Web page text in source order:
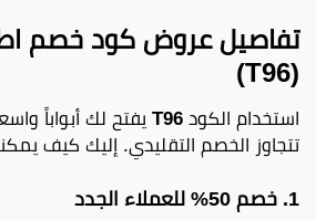
(T96)
استخدام الكودT96يفتح لك أبواباً
تتجاوز الخصم التقليدي. إليك كيف
1. خصم 50% للعملاء الجدد